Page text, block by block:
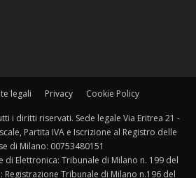
legali Privacy Cookie Policy
i diritti riservati. Sede legale Via Eritrea 21 -
Partita IVA e Iscrizione al Registro delle
di Milano: 00753480151
di Elettronica: Tribunale di Milano n. 199 del
Registrazione Tribunale di Milano n.196 del